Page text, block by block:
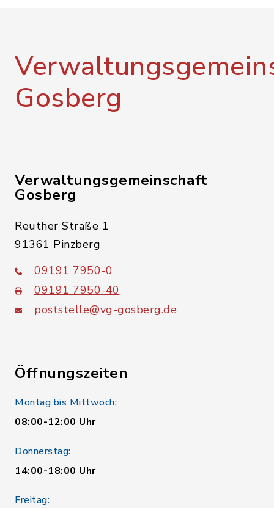
Gosberg
Verwaltungsgemeinschaft
Gosberg
Reuther Straße 1
91361 Pinzberg
09191 7950-0
09191 7950-40
poststelle@vg-gosberg.de
Öffnungszeiten
Montag bis Mittwoch:
08:00-12:00 Uhr
Donnerstag:
14:00-18:00 Uhr
Freitag: